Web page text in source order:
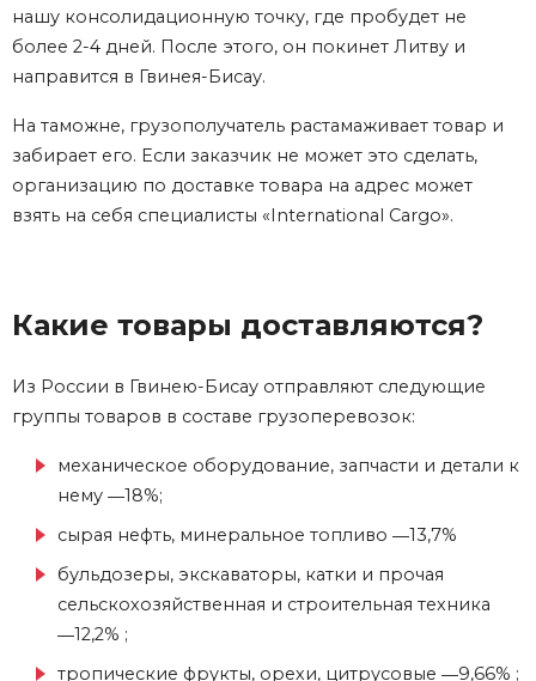
нашу консолидационную точку, где пробудет не
более 2-4 дней. После этого, он покинет Литву и
направится в Гвинея-Бисау.
На таможне, грузополучатель растамаживает товар и
забирает его. Если заказчик не может это сделать,
организацию по доставке товара на адрес может
взять на себя специалисты «International Cargo».
Какие товары доставляются?
Из России в Гвинею-Бисау отправляют следующие
группы товаров в составе грузоперевозок:
механическое оборудование, запчасти и детали к
нему ―18%;
сырая нефть, минеральное топливо ―13,7%
бульдозеры, экскаваторы, катки и прочая
сельскохозяйственная и строительная техника
―12,2% ;
тропические фрукты, орехи, цитрусовые ―9,66% ;